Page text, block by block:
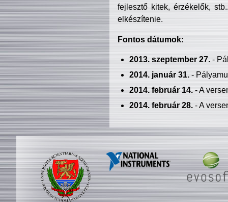
fejlesztő kitek, érzékelők,
elkészítenie.
Fontos dátumok:
2013. szeptember 27.-
2014. január 31.-
2014. február 14.- A
2014. február 28.- A